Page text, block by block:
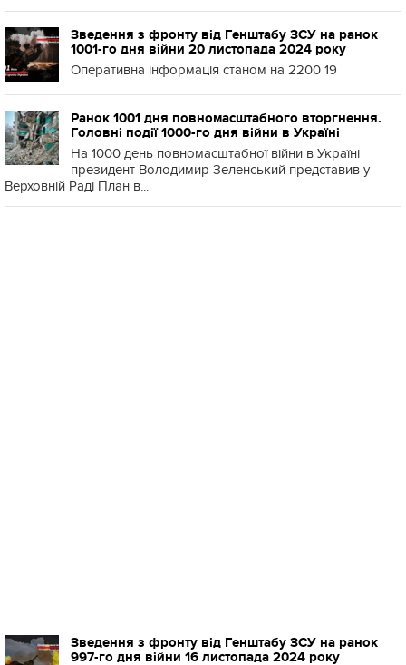
Зведення з фронту від Генштабу ЗСУ на ранок
1001-го дня війни 20 листопада 2024 року
Оперативна інформація станом на 2200 19
Ранок 1001 дня повномасштабного вторгнення.
Головні події 1000-го дня війни в Україні
На 1000 день повномасштабної війни в Україні
президент Володимир Зеленський представив у
Верховній Раді План в...
Зведення з фронту від Генштабу ЗСУ на ранок
997-го дня війни 16 листопада 2024 року